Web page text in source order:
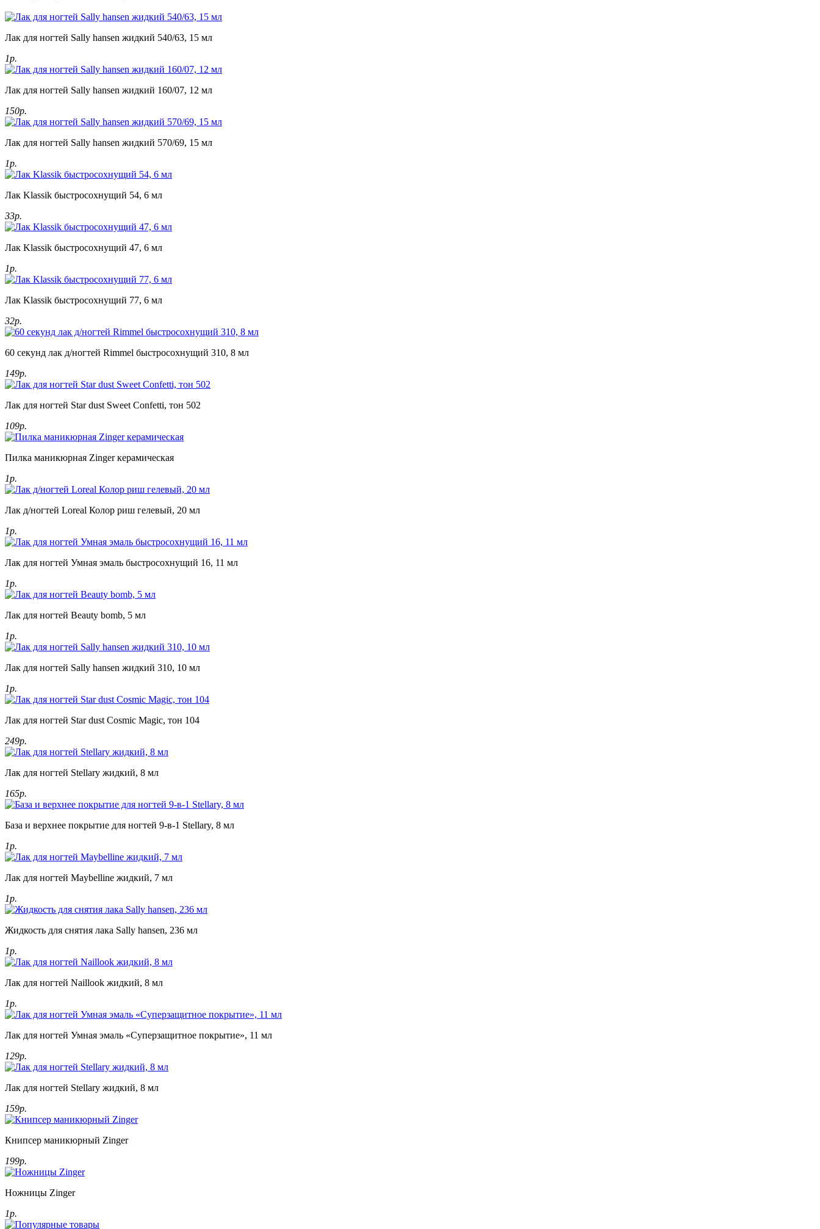
Лак для ногтей Sally hansen жидкий 540/63, 15 мл
1р.
Лак для ногтей Sally hansen жидкий 160/07, 12 мл
150р.
Лак для ногтей Sally hansen жидкий 570/69, 15 мл
1р.
Лак Klassik быстросохнущий 54, 6 мл
33р.
Лак Klassik быстросохнущий 47, 6 мл
1р.
Лак Klassik быстросохнущий 77, 6 мл
32р.
60 секунд лак д/ногтей Rimmel быстросохнущий 310, 8 мл
149р.
Лак для ногтей Star dust Sweet Confetti, тон 502
109р.
Пилка маникюрная Zinger керамическая
1р.
Лак д/ногтей Loreal Колор риш гелевый, 20 мл
1р.
Лак для ногтей Умная эмаль быстросохнущий 16, 11 мл
1р.
Лак для ногтей Beauty bomb, 5 мл
1р.
Лак для ногтей Sally hansen жидкий 310, 10 мл
1р.
Лак для ногтей Star dust Cosmic Magic, тон 104
249р.
Лак для ногтей Stellary жидкий, 8 мл
165р.
База и верхнее покрытие для ногтей 9-в-1 Stellary, 8 мл
1р.
Лак для ногтей Maybelline жидкий, 7 мл
1р.
Жидкость для снятия лака Sally hansen, 236 мл
1р.
Лак для ногтей Naillook жидкий, 8 мл
1р.
Лак для ногтей Умная эмаль «Суперзащитное покрытие», 11 мл
129р.
Лак для ногтей Stellary жидкий, 8 мл
159р.
Книпсер маникюрный Zinger
199р.
Ножницы Zinger
1р.